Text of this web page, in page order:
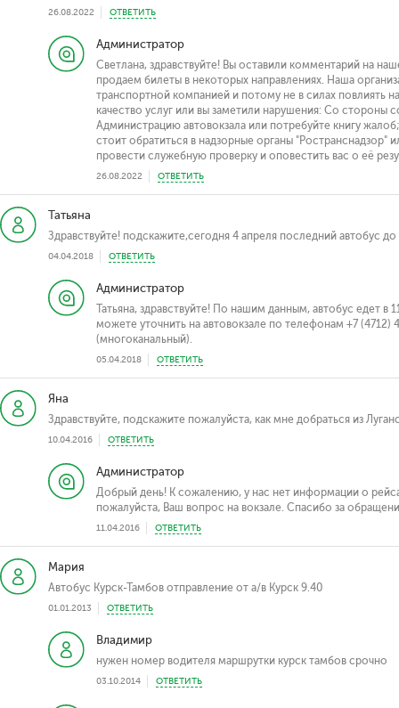
26.08.2022 ОТВЕТИТЬ
Администратор
Светлана, здравствуйте! Вы оставили комментарий на
продаем билеты в некоторых направлениях. Наша
транспортной компанией и потому не в силах повлиять
качество услуг или вы заметили нарушения: Со стороны
Администрацию автовокзала или потребуйте книгу
стоит обратиться в надзорные органы "Ространснадзор"
провести служебную проверку и оповестить вас о её
26.08.2022 ОТВЕТИТЬ
Татьяна
Здравствуйте! подскажите,сегодня 4 апреля последний автобус
04.04.2018 ОТВЕТИТЬ
Администратор
Татьяна, здравствуйте! По нашим данным, автобус едет
можете уточнить на автовокзале по телефонам +7 (4712)
(многоканальный).
05.04.2018 ОТВЕТИТЬ
Яна
Здравствуйте, подскажите пожалуйста, как мне добраться из
10.04.2016 ОТВЕТИТЬ
Администратор
Добрый день! К сожалению, у нас нет информации о
пожалуйста, Ваш вопрос на вокзале. Спасибо за
11.04.2016 ОТВЕТИТЬ
Мария
Автобус Курск-Тамбов отправление от а/в Курск 9.40
01.01.2013 ОТВЕТИТЬ
Владимир
нужен номер водителя маршрутки курск тамбов срочно
03.10.2014 ОТВЕТИТЬ